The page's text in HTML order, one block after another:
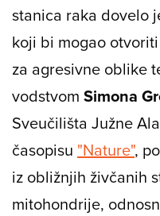
stanica raka dovelo
koji bi mogao
za agresivne oblike
vodstvom Simona
Sveučilišta Južne
časopisu "Nature",
iz obližnjih živčanih
mitohondrije,